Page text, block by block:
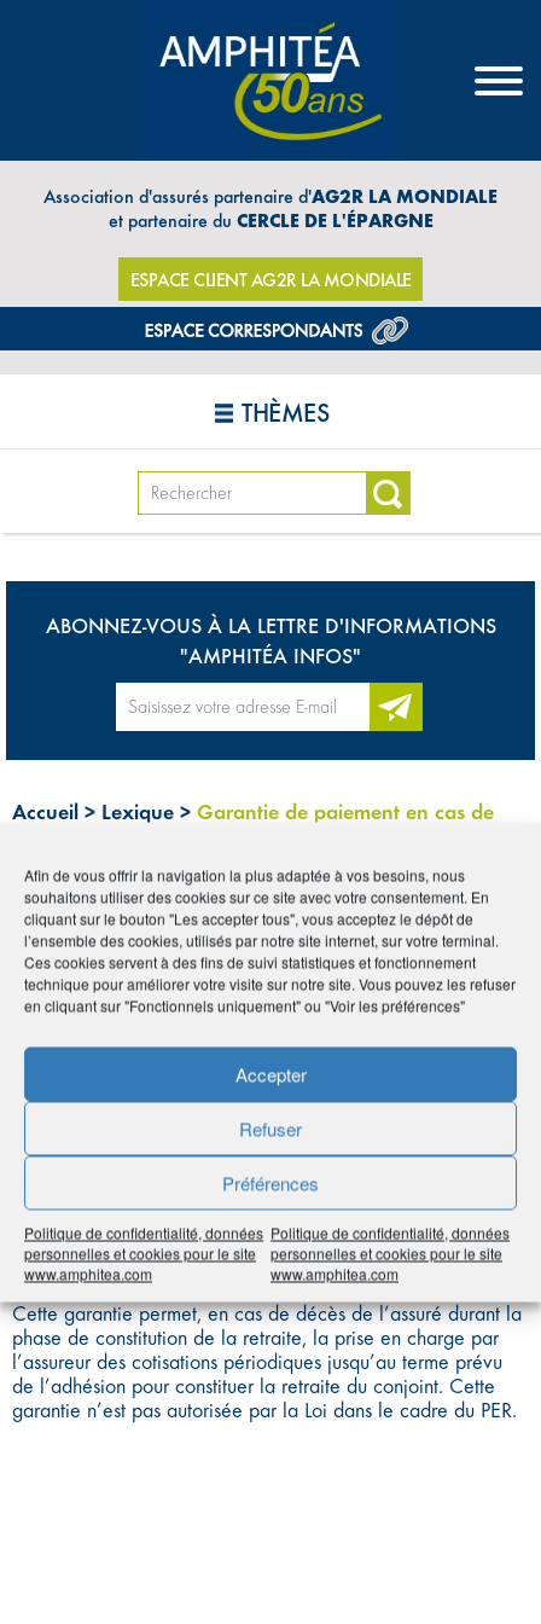
Afin de vous offrir la navigation la plus adaptée à vos besoins, nous
souhaitons utiliser des cookies sur ce site avec votre consentement. En
cliquant sur le bouton "Les accepter tous", vous acceptez le dépôt de
l’ensemble des cookies, utilisés par notre site internet, sur votre terminal.
Ces cookies servent à des fins de suivi statistiques et fonctionnement
technique pour améliorer votre visite sur notre site. Vous pouvez les refuser
en cliquant sur "Fonctionnels uniquement" ou "Voir les préférences"
Accepter
Refuser
Préférences
Politique de confidentialité, données
personnelles et cookies pour le site
www.amphitea.com
Politique de confidentialité, données
personnelles et cookies pour le site
www.amphitea.com
Association d'assurés partenaire d'AG2R LA MONDIALE
et partenaire du CERCLE DE L'ÉPARGNE
ESPACE CLIENT AG2R LA MONDIALE
THÈMES
ABONNEZ-VOUS À LA LETTRE D'INFORMATIONS
"AMPHITÉA INFOS"
Accueil > Lexique > Garantie de paiement en cas de
Tous 0-9 A B C D E F G H
J
K L M N O P Q R S T
U
V
W X Y Z
GARANTIE DE
PAIEMENT EN CAS
DE DÉCÈS
Cette garantie permet, en cas de décès de l’assuré durant la
phase de constitution de la retraite, la prise en charge par
l’assureur des cotisations périodiques jusqu’au terme prévu
de l’adhésion pour constituer la retraite du conjoint. Cette
garantie n’est pas autorisée par la Loi dans le cadre du PER.